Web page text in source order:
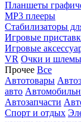
Планшеты
MP3 плееры
Стабилизаторы
Игровые
Игровые
VR Очки и
Прочее Все
Автотовары
авто
Автозапчасти
Спорт и отдых